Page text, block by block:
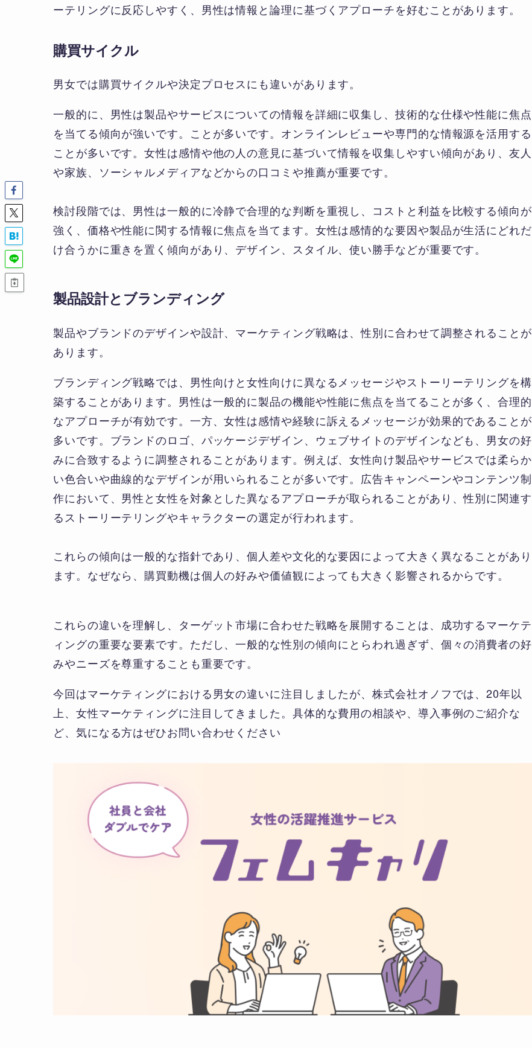
ーテリングに反応しやすく、男性は情報と論理に基づくアプローチを好むことがあります。
購買サイクル
男女では購買サイクルや決定プロセスにも違いがあります。
一般的に、男性は製品やサービスについての情報を詳細に収集し、技術的な仕様や性能に焦点
を当てる傾向が強いです。ことが多いです。オンラインレビューや専門的な情報源を活用する
ことが多いです。女性は感情や他の人の意見に基づいて情報を収集しやすい傾向があり、友人
や家族、ソーシャルメディアなどからの口コミや推薦が重要です。
検討段階では、男性は一般的に冷静で合理的な判断を重視し、コストと利益を比較する傾向が
強く、価格や性能に関する情報に焦点を当てます。女性は感情的な要因や製品が生活にどれだ
け合うかに重きを置く傾向があり、デザイン、スタイル、使い勝手などが重要です。
製品設計とブランディング
製品やブランドのデザインや設計、マーケティング戦略は、性別に合わせて調整されることが
あります。
ブランディング戦略では、男性向けと女性向けに異なるメッセージやストーリーテリングを構
築することがあります。男性は一般的に製品の機能や性能に焦点を当てることが多く、合理的
なアプローチが有効です。一方、女性は感情や経験に訴えるメッセージが効果的であることが
多いです。ブランドのロゴ、パッケージデザイン、ウェブサイトのデザインなども、男女の好
みに合致するように調整されることがあります。例えば、女性向け製品やサービスでは柔らか
い色合いや曲線的なデザインが用いられることが多いです。広告キャンペーンやコンテンツ制
作において、男性と女性を対象とした異なるアプローチが取られることがあり、性別に関連す
るストーリーテリングやキャラクターの選定が行われます。
これらの傾向は一般的な指針であり、個人差や文化的な要因によって大きく異なることがあり
ます。なぜなら、購買動機は個人の好みや価値観によっても大きく影響されるからです。
これらの違いを理解し、ターゲット市場に合わせた戦略を展開することは、成功するマーケテ
ィングの重要な要素です。ただし、一般的な性別の傾向にとらわれ過ぎず、個々の消費者の好
みやニーズを尊重することも重要です。
今回はマーケティングにおける男女の違いに注目しましたが、株式会社オノフでは、20年以
上、女性マーケティングに注目してきました。具体的な費用の相談や、導入事例のご紹介な
ど、気になる方はぜひお問い合わせください